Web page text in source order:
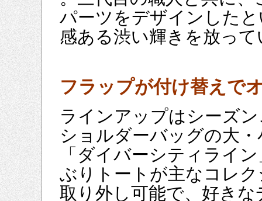
パーツをデザインした
感ある渋い輝きを放って
フラップが付け替えで
ラインアップはシーズ
ショルダーバッグの大
「ダイバーシティライ
ぶりトートが主なコレ
取り外し可能で、好き